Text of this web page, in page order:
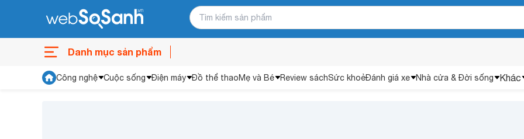
Danh mục sản phẩm
Công nghệ Cuộc sống Điện máy Đồ thể thaoMẹ và Bé Review sáchSức khoẻĐánh giá xe Nhà cửa & Đời sống Khác